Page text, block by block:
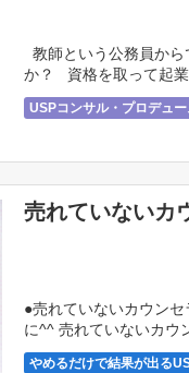
教師という公務員か
か？ 資格を取って起業
・ライバルが多く選ば
USPコンサル・プロデュー
起業直後・起業準備中 お
売れていないカ
●売れていないカウン
に^^ 売れていないカウ
グのタイトルです。
やめるだけで結果が出る